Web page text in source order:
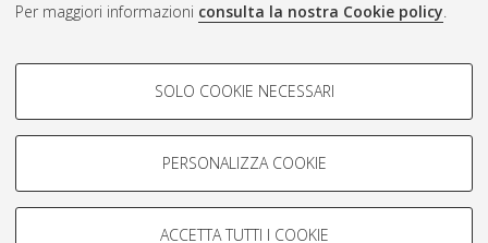
Per maggiori informazioni consulta la nostra Cookie policy.
COOKIE DI PROFILAZIONE -
Si tratta di cookie utilizzati per analizzare le caratteristiche della
navigazione degli utenti, creare profili in base al loro comportamento
Mostra cookie di profilazione
SOLO COOKIE NECESSARI
PERSONALIZZA COOKIE
ACCETTA TUTTI I COOKIE
AMS Laurea
Impostazioni Cookie
Informativa sulla privacy
Condizioni d’uso del sito